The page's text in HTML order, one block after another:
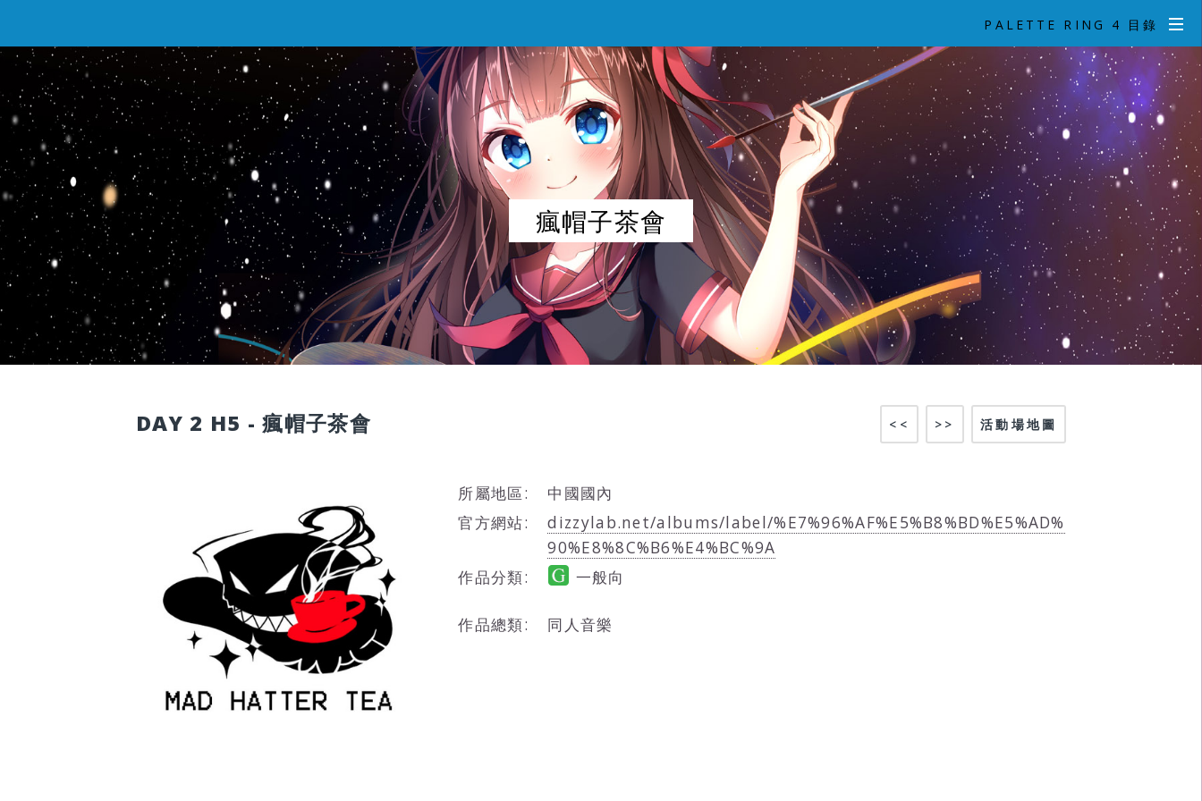
PALETTE RING 4 目錄
瘋帽子茶會
DAY 2 H5 - 瘋帽子茶會 活動場地圖
>>
<<
所屬地區:
中國國內
官方網站:
dizzylab.net/albums/label/%E7%96%AF%E5%B8%BD%E5%AD%
90%E8%8C%B6%E4%BC%9A
作品分類:
一般向
作品總類: 同人音樂